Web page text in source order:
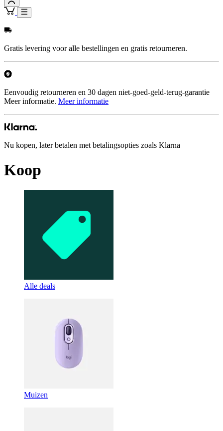
Gratis levering voor alle bestellingen en gratis retourneren.
Eenvoudig retourneren en 30 dagen niet-goed-geld-terug-garantie
Meer informatie. Meer informatie
Nu kopen, later betalen met betalingsopties zoals Klarna
Koop
Alle deals
Muizen